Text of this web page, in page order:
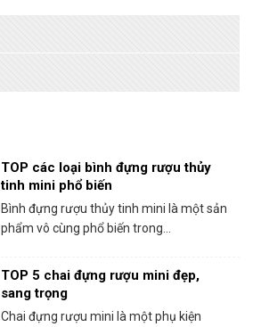
TOP các loại bình đựng rượu thủy
tinh mini phổ biến
Bình đựng rượu thủy tinh mini là một sản
phẩm vô cùng phổ biến trong...
TOP 5 chai đựng rượu mini đẹp,
sang trọng
Chai đựng rượu mini là một phụ kiện